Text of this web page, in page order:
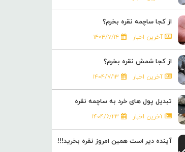
از کجا ساچمه نقره بخرم؟
آخرین اخبار ۱۴۰۴/۷/۱۴
از کجا شمش نقره بخرم؟
آخرین اخبار ۱۴۰۴/۷/۱۳
تبدیل پول های خرد به ساچمه نقره
آخرین اخبار ۱۴۰۴/۶/۲۳
آینده دیر است همین امروز نقره بخرید!!!